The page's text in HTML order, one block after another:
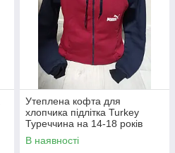
Утеплена кофта для
хлопчика підлітка Turkey
Туреччина на 14-18 років
В наявності